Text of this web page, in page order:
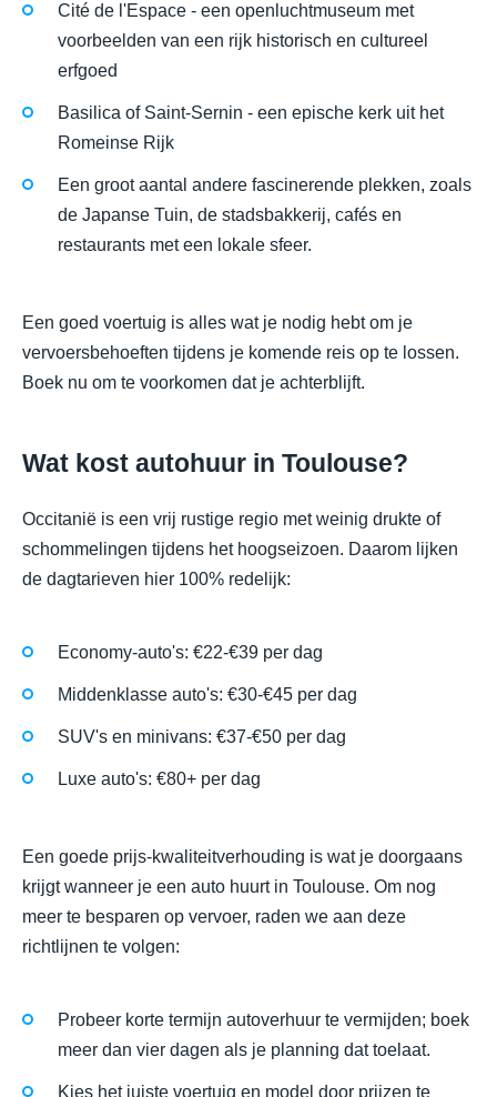
Cité de l'Espace - een openluchtmuseum met
voorbeelden van een rijk historisch en cultureel
erfgoed
Basilica of Saint-Sernin - een epische kerk uit het
Romeinse Rijk
Een groot aantal andere fascinerende plekken, zoals
de Japanse Tuin, de stadsbakkerij, cafés en
restaurants met een lokale sfeer.
Een goed voertuig is alles wat je nodig hebt om je
vervoersbehoeften tijdens je komende reis op te lossen.
Boek nu om te voorkomen dat je achterblijft.
Wat kost autohuur in Toulouse?
Occitanië is een vrij rustige regio met weinig drukte of
schommelingen tijdens het hoogseizoen. Daarom lijken
de dagtarieven hier 100% redelijk:
Economy-auto's: €22-€39 per dag
Middenklasse auto's: €30-€45 per dag
SUV's en minivans: €37-€50 per dag
Luxe auto's: €80+ per dag
Een goede prijs-kwaliteitverhouding is wat je doorgaans
krijgt wanneer je een auto huurt in Toulouse. Om nog
meer te besparen op vervoer, raden we aan deze
richtlijnen te volgen:
Probeer korte termijn autoverhuur te vermijden; boek
meer dan vier dagen als je planning dat toelaat.
Kies het juiste voertuig en model door prijzen te